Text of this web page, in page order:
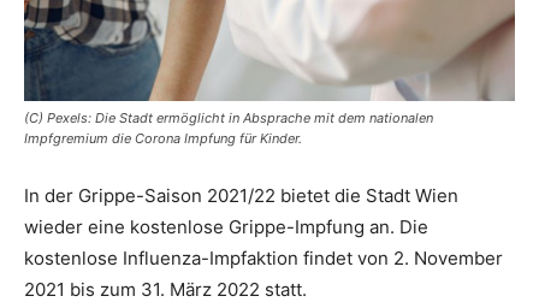
(C) Pexels: Die Stadt ermöglicht in Absprache mit dem nationalen
Impfgremium die Corona Impfung für Kinder.
In der Grippe-Saison 2021/22 bietet die Stadt Wien
wieder eine kostenlose Grippe-Impfung an. Die
kostenlose Influenza-Impfaktion findet von 2. November
2021 bis zum 31. März 2022 statt.